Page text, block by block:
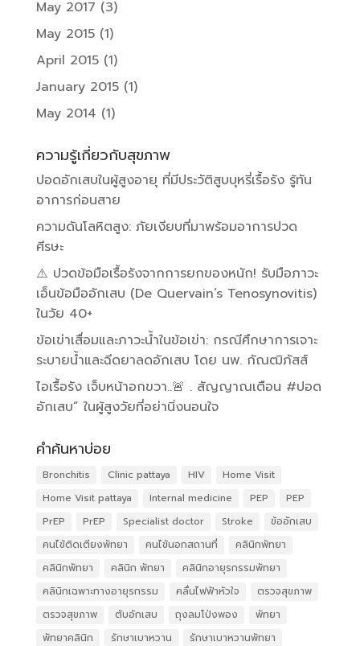
May 2017 (3)
May 2015(1)
April 2015(1)
January 2015(1)
May 2014 (1)
ความรู้เกี่ยวกับสุขภาพ
ปอดอักเสบในผู้สูงอายุ ที่มีประวัติสูบบุหรี่เรื้อรัง รู้ทัน
อาการก่อนสาย
ความดันโลหิตสูง: ภัยเงียบที่มาพร้อมอาการปวด
ศีรษะ
⚠️ ปวดข้อมือเรื้อรังจากการยกของหนัก! รับมือภาวะ
เอ็นข้อมืออักเสบ (De Quervain’s Tenosynovitis)
ในวัย 40+
ข้อเข่าเสื่อมและภาวะน้ำในข้อเข่า: กรณีศึกษาการเจาะ
ระบายน้ำและฉีดยาลดอักเสบ โดย นพ. กัณฒิภัสส์
ไอเรื้อรัง เจ็บหน้าอกขวา..🚨 . สัญญาณเตือน #ปอด
อักเสบ” ในผู้สูงวัยที่อย่านิ่งนอนใจ
คำค้นหาบ่อย
Bronchitis Clinic pattaya HIV
Home Visit
Home Visit pattaya
Internal medicine PEP
PEP
PrEP
PrEP Specialist doctor Stroke
ข้ออักเสบ
คนไข้ติดเตียงพัทยา
คนไข้นอกสถานที่
คลินิกพัทยา
คลินิกพัทยา
คลินิก พัทยา
คลินิกอายุรกรรมพัทยา
คลินิกเฉพาะทางอายุรกรรม
คลื่นไฟฟ้าหัวใจ
ตรวจสุขภาพ
ตรวจสุขภาพ
ตับอักเสบ ถุงลมโป่งพอง
พัทยา
พัทยาคลินิก
รักษาเบาหวาน
รักษาเบาหวานพัทยา